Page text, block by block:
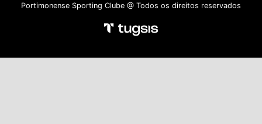
Portimonense Sporting Clube @ Todos os direitos reservados